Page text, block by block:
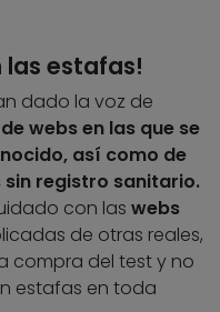
las estafas!
dado la voz de
webs en las que se
así como de
registro sanitario.
con las webs
de otras reales,
compra del test y no
estafas en toda